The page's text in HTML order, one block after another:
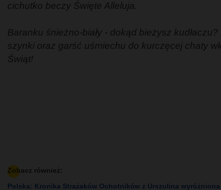
cichutko beczy Święte Alleluja.
Baranku śnieżno-biały - dokąd bieżysz
szynki oraz garść uśmiechu do kurczęcej chaty
Świąt!
Zobacz również:
Polska: Kronika Strażaków Ochotników z Urszulina